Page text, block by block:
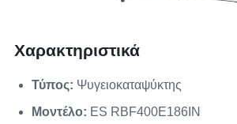
Χαρακτηριστικά
Τύπος: Ψυγειοκαταψύκτης
Μοντέλο: ES RBF400E186IN